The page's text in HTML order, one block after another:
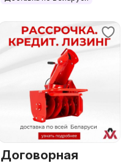
Договорная